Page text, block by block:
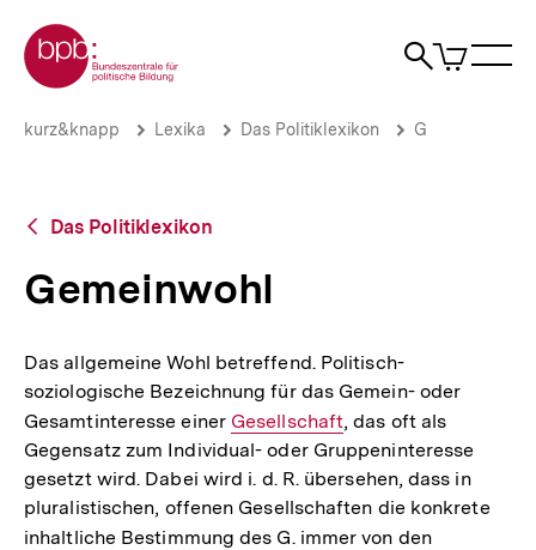
zum
Seiteninhalt
springen
Zur Startseite der bpb
Suche
Artikel
im
Gemeinwohl
Brotkrümelnavigation
Pfadnavigation
kurz&knapp Lexika Das Politiklexikon G
Zurück
Übersicht
Das Politiklexikon
Gemeinwohl
Das allgemeine Wohl betreffend. Politisch-
soziologische Bezeichnung für das Gemein- oder
Gesamtinteresse einer Interner
Link:
Gesellschaft, das oft als
Gegensatz zum Individual- oder Gruppeninteresse
gesetzt wird. Dabei wird i. d. R. übersehen, dass in
pluralistischen, offenen Gesellschaften die konkrete
inhaltliche Bestimmung des G. immer von denInterner